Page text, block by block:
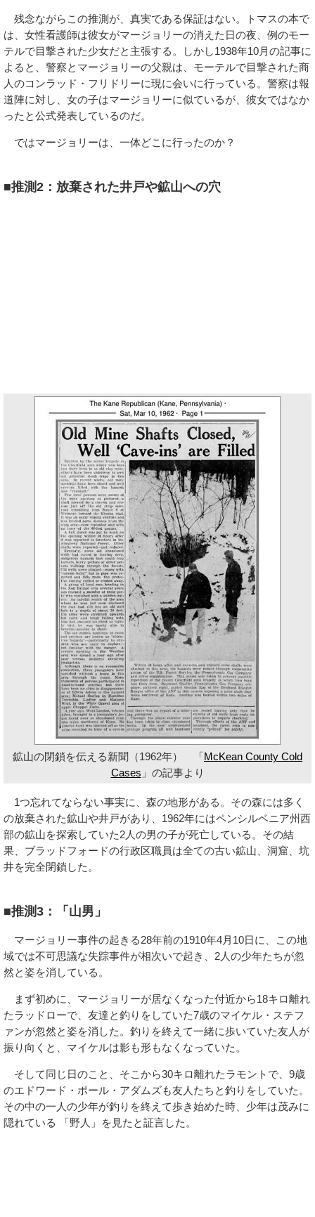
残念ながらこの推測が、真実である保証はない。トマスの本で
は、女性看護師は彼女がマージョリーの消えた日の夜、例のモー
テルで目撃された少女だと主張する。しかし1938年10月の記事に
よると、警察とマージョリーの父親は、モーテルで目撃された商
人のコンラッド・フリドリーに現に会いに行っている。警察は報
道陣に対し、女の子はマージョリーに似ているが、彼女ではなか
ったと公式発表しているのだ。
ではマージョリーは、一体どこに行ったのか？
■推測2：放棄された井戸や鉱山への穴
鉱山の閉鎖を伝える新聞（1962年） 「McKean County Cold
Cases 」の記事より
1つ忘れてならない事実に、森の地形がある。その森には多く
の放棄された鉱山や井戸があり、1962年にはペンシルベニア州西
部の鉱山を探索していた2人の男の子が死亡している。その結
果、ブラッドフォードの行政区職員は全ての古い鉱山、洞窟、坑
井を完全閉鎖した。
■推測3：「山男」
マージョリー事件の起きる28年前の1910年4月10日に、この地
域では不可思議な失踪事件が相次いで起き、2人の少年たちが忽
然と姿を消している。
まず初めに、マージョリーが居なくなった付近から18キロ離れ
たラッドローで、友達と釣りをしていた7歳のマイケル・ステフ
ァンが忽然と姿を消した。釣りを終えて一緒に歩いていた友人が
振り向くと、マイケルは影も形もなくなっていた。
そして同じ日のこと、そこから30キロ離れたラモントで、9歳
のエドワード・ポール・アダムズも友人たちと釣りをしていた。
その中の一人の少年が釣りを終えて歩き始めた時、少年は茂みに
隠れている 「野人」を見たと証言した。